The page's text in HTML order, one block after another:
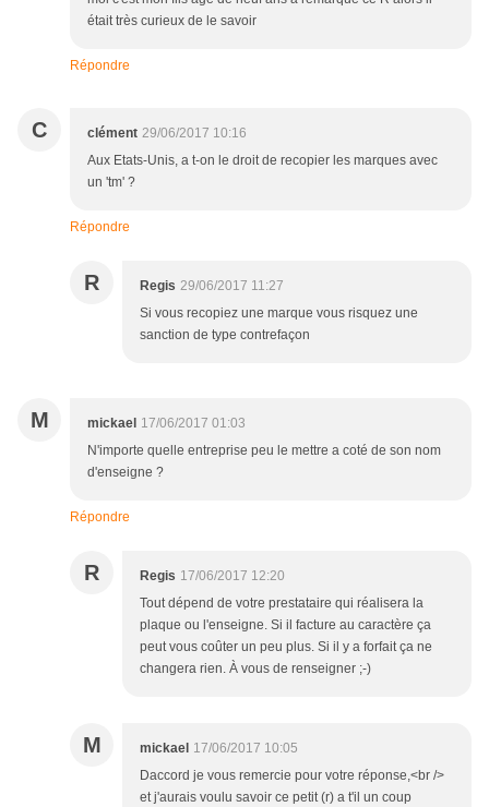
était très curieux de le savoir
Répondre
C clément 29/06/2017 10:16
Aux Etats-Unis, a t-on le droit de recopier les marques avec
un 'tm' ?
Répondre
R Regis 29/06/2017 11:27
Si vous recopiez une marque vous risquez une
sanction de type contrefaçon
M mickael 17/06/2017 01:03
N'importe quelle entreprise peu le mettre a coté de son nom
d'enseigne ?
Répondre
R Regis 17/06/2017 12:20
Tout dépend de votre prestataire qui réalisera la
plaque ou l'enseigne. Si il facture au caractère ça
peut vous coûter un peu plus. Si il y a forfait ça ne
changera rien. À vous de renseigner ;-)
M mickael 17/06/2017 10:05
Daccord je vous remercie pour votre réponse,<br />
et j'aurais voulu savoir ce petit (r) a t'il un coup